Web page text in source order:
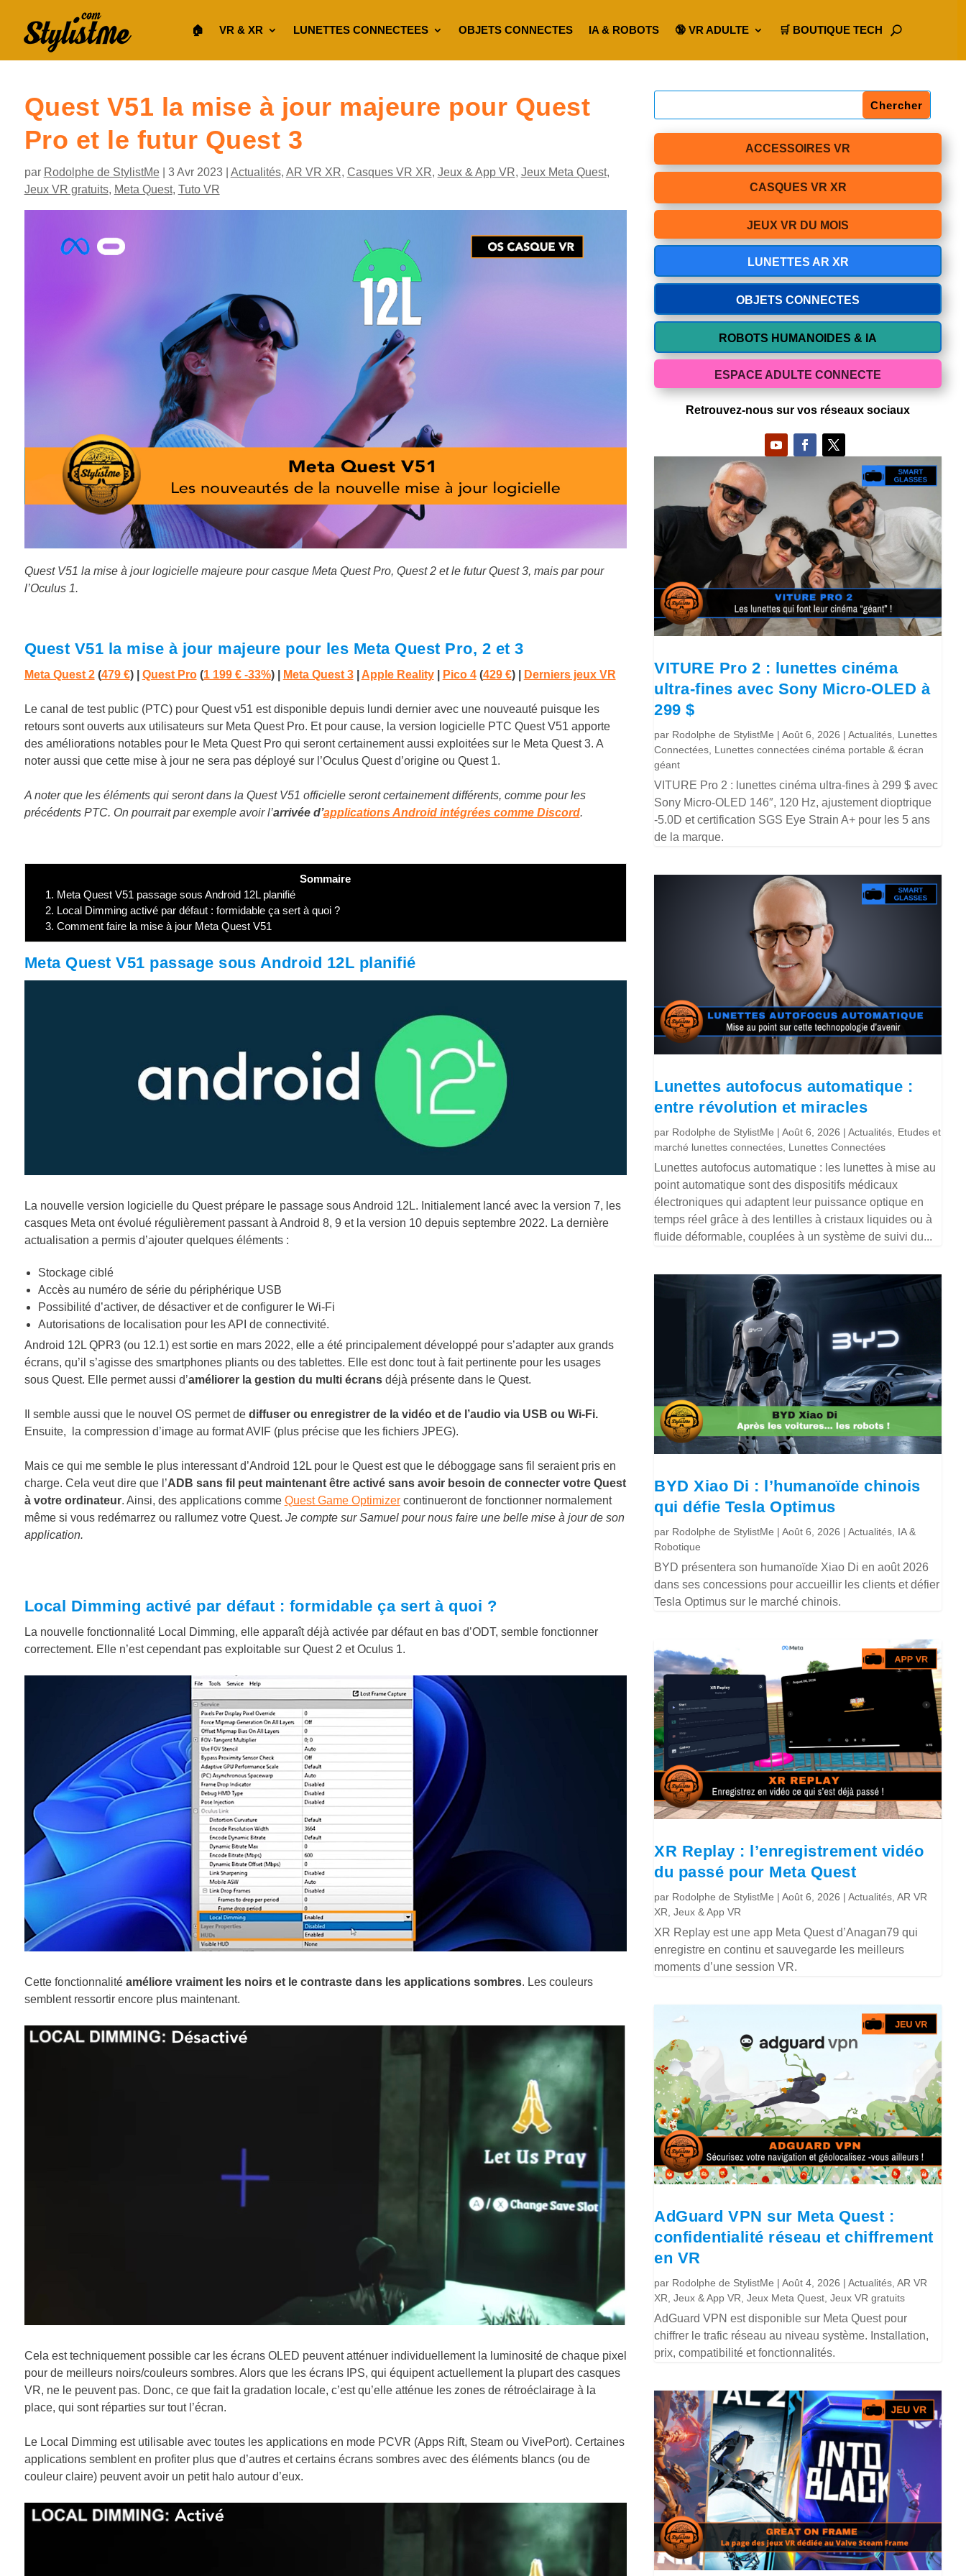
🏠︎ VR & XR LUNETTES CONNECTEES OBJETS CONNECTES IA & ROBOTS 🔞 VR ADULTE 🛒 BOUTIQUE TECH
Quest V51 la mise à jour majeure pour Quest
Pro et le futur Quest 3
par Rodolphe de StylistMe| 3 Avr 2023| Actualités, AR VR XR, Casques VR XR, Jeux & App VR, Jeux Meta Quest,
Jeux VR gratuits, Meta Quest, Tuto VR
Quest V51 la mise à jour logicielle majeure pour casque Meta Quest Pro, Quest 2 et le futur Quest 3, mais par pour
l’Oculus 1.
Quest V51 la mise à jour majeure pour les Meta Quest Pro, 2 et 3
Meta Quest 2(479 €) | Quest Pro(1 199 € -33%) Meta Quest 3| Apple Reality Pico 4(429 €) | Derniers jeux VR
Le canal de test public (PTC) pour Quest v51 est disponible depuis lundi dernier avec une nouveauté puisque les
retours sont ouverts aux utilisateurs sur Meta Quest Pro. Et pour cause, la version logicielle PTC Quest V51 apporte
des améliorations notables pour le Meta Quest Pro qui seront certainement aussi exploitées sur le Meta Quest 3. A
noter aussi que cette mise à jour ne sera pas déployé sur l’Oculus Quest d’origine ou Quest 1.
A noter que les éléments qui seront dans la Quest V51 officielle seront certainement différents, comme pour les
précédents PTC. On pourrait par exemple avoir l’arrivée d’applications Android intégrées comme Discord.
Sommaire
1. Meta Quest V51 passage sous Android 12L planifié
2. Local Dimming activé par défaut : formidable ça sert à quoi ?
3. Comment faire la mise à jour Meta Quest V51
Meta Quest V51 passage sous Android 12L planifié
La nouvelle version logicielle du Quest prépare le passage sous Android 12L. Initialement lancé avec la version 7, les
casques Meta ont évolué régulièrement passant à Android 8, 9 et la version 10 depuis septembre 2022. La dernière
actualisation a permis d’ajouter quelques éléments :
Stockage ciblé
Accès au numéro de série du périphérique USB
Possibilité d’activer, de désactiver et de configurer le Wi-Fi
Autorisations de localisation pour les API de connectivité.
Android 12L QPR3 (ou 12.1) est sortie en mars 2022, elle a été principalement développé pour s’adapter aux grands
écrans, qu’il s’agisse des smartphones pliants ou des tablettes. Elle est donc tout à fait pertinente pour les usages
sous Quest. Elle permet aussi d’améliorer la gestion du multi écransdéjà présente dans le Quest.
Il semble aussi que le nouvel OS permet de diffuser ou enregistrer de la vidéo et de l’audio via USB ou Wi-Fi.
Ensuite, la compression d’image au format AVIF (plus précise que les fichiers JPEG).
Mais ce qui me semble le plus interessant d’Android 12L pour le Quest est que le déboggage sans fil seraient pris en
charge. Cela veut dire que l’ADB sans fil peut maintenant être activé sans avoir besoin de connecter votre Quest
à votre ordinateur. Ainsi, des applications comme Quest Game Optimizercontinueront de fonctionner normalement
même si vous redémarrez ou rallumez votre Quest. Je compte sur Samuel pour nous faire une belle mise à jour de son
application.
Local Dimming activé par défaut : formidable ça sert à quoi ?
La nouvelle fonctionnalité Local Dimming, elle apparaît déjà activée par défaut en bas d’ODT, semble fonctionner
correctement. Elle n’est cependant pas exploitable sur Quest 2 et Oculus 1.
Cette fonctionnalitéaméliore vraiment les noirs et le contraste dans les applications sombres. Les couleurs
semblent ressortir encore plus maintenant.
Cela est techniquement possible car les écrans OLED peuvent atténuer individuellement la luminosité de chaque pixel
pour de meilleurs noirs/couleurs sombres. Alors que les écrans IPS, qui équipent actuellement la plupart des casques
VR, ne le peuvent pas. Donc, ce que fait la gradation locale, c’est qu’elle atténue les zones de rétroéclairage à la
place, qui sont réparties sur tout l’écran.
Le Local Dimming est utilisable avec toutes les applications en mode PCVR (Apps Rift, Steam ou VivePort). Certaines
applications semblent en profiter plus que d’autres et certains écrans sombres avec des éléments blancs (ou de
couleur claire) peuvent avoir un petit halo autour d’eux.
ACCESSOIRES VR
CASQUES VR XR
JEUX VR DU MOIS
LUNETTES AR XR
OBJETS CONNECTES
ROBOTS HUMANOIDES & IA
ESPACE ADULTE CONNECTE
Retrouvez-nous sur vos réseaux sociaux
VITURE Pro 2 : lunettes cinéma
ultra-fines avec Sony Micro-OLED à
299 $
par Rodolphe de StylistMe |Août 6, 2026 |Actualités Lunettes
Connectées Lunettes connectées cinéma portable & écran
géant
VITURE Pro 2 : lunettes cinéma ultra-fines à 299 $ avec
Sony Micro-OLED 146″, 120 Hz, ajustement dioptrique
-5.0D et certification SGS Eye Strain A+ pour les 5 ans
de la marque.
Lunettes autofocus automatique :
entre révolution et miracles
par Rodolphe de StylistMe |Août 6, 2026 |Actualités Etudes et
marché lunettes connectées Lunettes Connectées
Lunettes autofocus automatique : les lunettes à mise au
point automatique sont des dispositifs médicaux
électroniques qui adaptent leur puissance optique en
temps réel grâce à des lentilles à cristaux liquides ou à
fluide déformable, couplées à un système de suivi du...
BYD Xiao Di : l’humanoïde chinois
qui défie Tesla Optimus
par Rodolphe de StylistMe |Août 6, 2026 |Actualités IA &
Robotique
BYD présentera son humanoïde Xiao Di en août 2026
dans ses concessions pour accueillir les clients et défier
Tesla Optimus sur le marché chinois.
XR Replay : l’enregistrement vidéo
du passé pour Meta Quest
par Rodolphe de StylistMe |Août 6, 2026 |Actualités ,AR VR
XR ,Jeux & App VR
XR Replay est une app Meta Quest d’Anagan79 qui
enregistre en continu et sauvegarde les meilleurs
moments d’une session VR.
AdGuard VPN sur Meta Quest :
confidentialité réseau et chiffrement
en VR
par Rodolphe de StylistMe |Août 4, 2026 |Actualités ,AR VR
XR ,Jeux & App VR ,Jeux Meta Quest ,Jeux VR gratuits
AdGuard VPN est disponible sur Meta Quest pour
chiffrer le trafic réseau au niveau système. Installation,
prix, compatibilité et fonctionnalités.